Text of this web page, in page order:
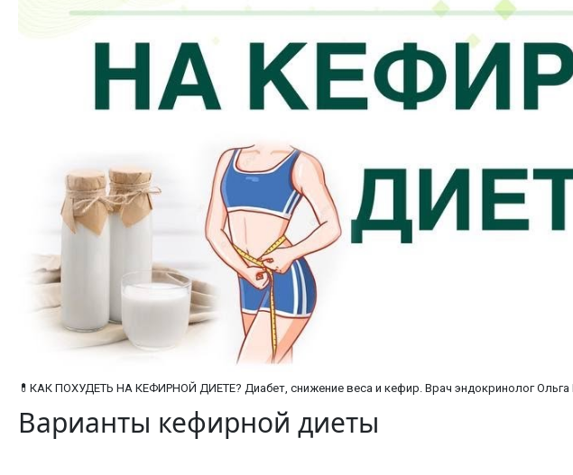
💊КАК ПОХУДЕТЬ НА КЕФИРНОЙ ДИЕТЕ? Диабет, снижение веса и кефир. Врач эндокринолог
Варианты кефирной диеты